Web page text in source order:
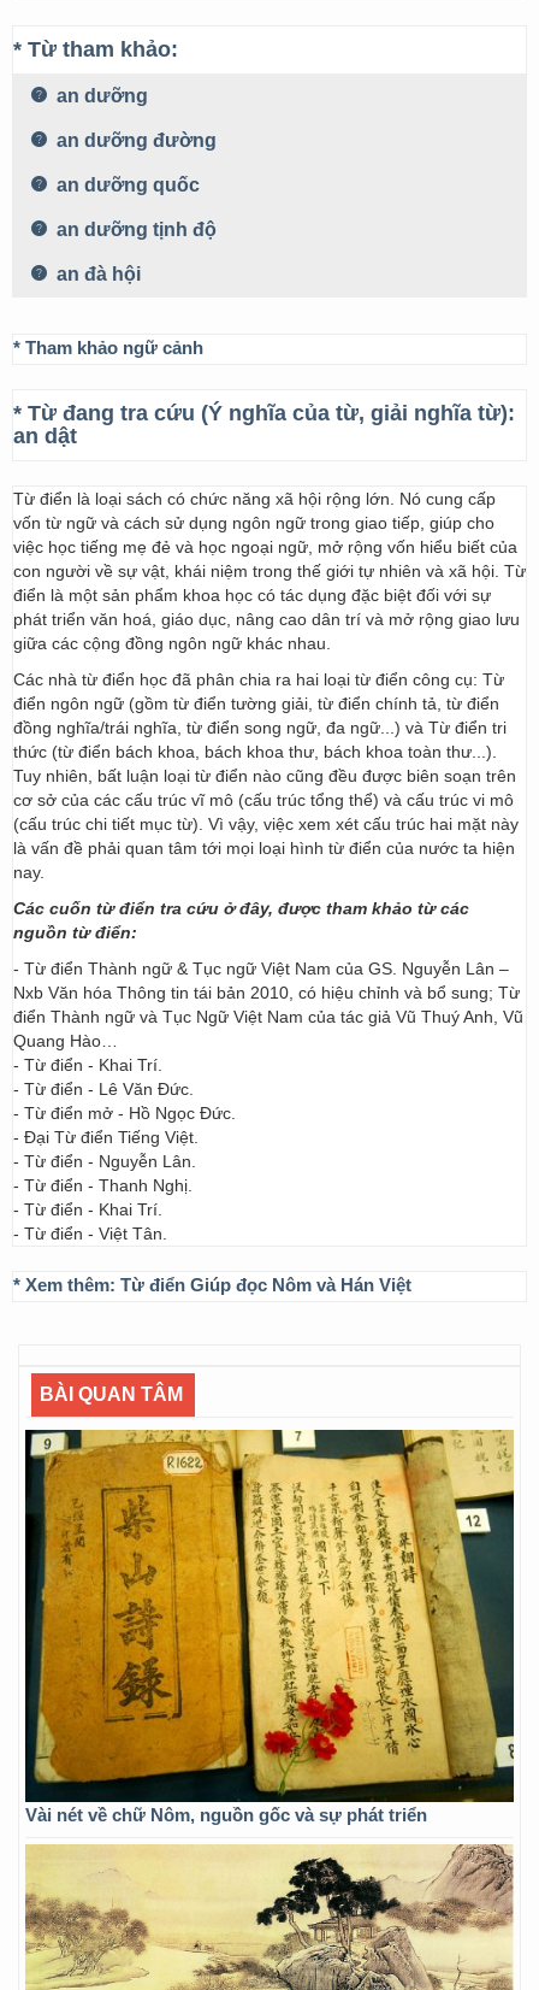
* Từ tham khảo:
an dưỡng
an dưỡng đường
an dưỡng quốc
an dưỡng tịnh độ
an đà hội
* Tham khảo ngữ cảnh
* Từ đang tra cứu (Ý nghĩa của từ, giải nghĩa từ):
an dật
Từ điển là loại sách có chức năng xã hội rộng lớn. Nó cung cấp
vốn từ ngữ và cách sử dụng ngôn ngữ trong giao tiếp, giúp cho
việc học tiếng mẹ đẻ và học ngoại ngữ, mở rộng vốn hiểu biết của
con người về sự vật, khái niệm trong thế giới tự nhiên và xã hội. Từ
điển là một sản phẩm khoa học có tác dụng đặc biệt đối với sự
phát triển văn hoá, giáo dục, nâng cao dân trí và mở rộng giao lưu
giữa các cộng đồng ngôn ngữ khác nhau.
Các nhà từ điển học đã phân chia ra hai loại từ điển công cụ: Từ
điển ngôn ngữ (gồm từ điển tường giải, từ điển chính tả, từ điển
đồng nghĩa/trái nghĩa, từ điển song ngữ, đa ngữ...) và Từ điển tri
thức (từ điển bách khoa, bách khoa thư, bách khoa toàn thư...).
Tuy nhiên, bất luận loại từ điển nào cũng đều được biên soạn trên
cơ sở của các cấu trúc vĩ mô (cấu trúc tổng thể) và cấu trúc vi mô
(cấu trúc chi tiết mục từ). Vì vậy, việc xem xét cấu trúc hai mặt này
là vấn đề phải quan tâm tới mọi loại hình từ điển của nước ta hiện
nay.
Các cuốn từ điển tra cứu ở đây, được tham khảo từ các
nguồn từ điển:
- Từ điển Thành ngữ & Tục ngữ Việt Nam của GS. Nguyễn Lân –
Nxb Văn hóa Thông tin tái bản 2010, có hiệu chỉnh và bổ sung; Từ
điển Thành ngữ và Tục Ngữ Việt Nam của tác giả Vũ Thuý Anh, Vũ
Quang Hào…
- Từ điển - Khai Trí.
- Từ điển - Lê Văn Đức.
- Từ điển mở - Hồ Ngọc Đức.
- Đại Từ điển Tiếng Việt.
- Từ điển - Nguyễn Lân.
- Từ điển - Thanh Nghị.
- Từ điển - Khai Trí.
- Từ điển - Việt Tân.
* Xem thêm: Từ điển Giúp đọc Nôm và Hán Việt
BÀI QUAN TÂM
Vài nét về chữ Nôm, nguồn gốc và sự phát triển